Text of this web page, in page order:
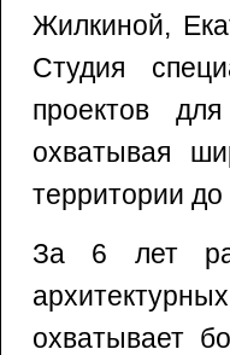
Жилкиной,
Студия
проектов
охватывая
территории
За 6 лет
охватывает